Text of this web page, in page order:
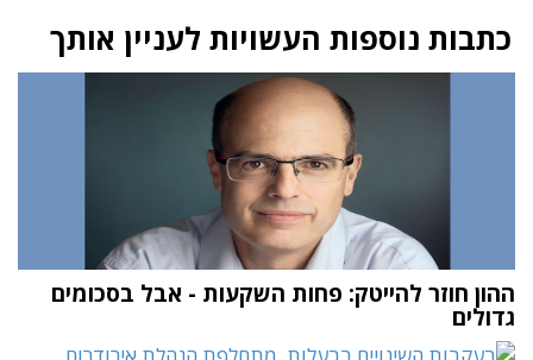
כתבות נוספות העשויות לעניין אותך
ההון חוזר להייטק: פחות השקעות - אבל בסכומים
גדולים